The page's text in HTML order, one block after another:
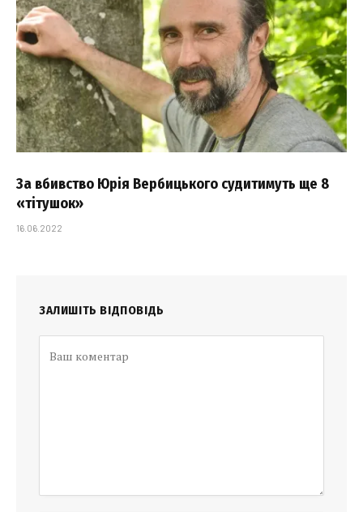
За вбивство Юрія Вербицького судитимуть ще 8
«тітушок»
16.06.2022
ЗАЛИШІТЬ ВІДПОВІДЬ